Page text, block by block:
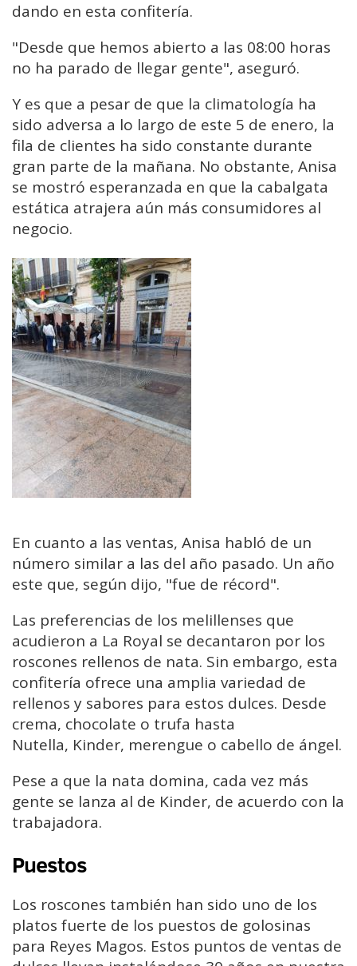
dando en esta confitería.
"Desde que hemos abierto a las 08:00 horas
no ha parado de llegar gente", aseguró.
Y es que a pesar de que la climatología ha
sido adversa a lo largo de este 5 de enero, la
fila de clientes ha sido constante durante
gran parte de la mañana. No obstante, Anisa
se mostró esperanzada en que la cabalgata
estática atrajera aún más consumidores al
negocio.
En cuanto a las ventas, Anisa habló de un
número similar a las del año pasado. Un año
este que, según dijo, "fue de récord".
Las preferencias de los melillenses que
acudieron a La Royal se decantaron por los
roscones rellenos de nata. Sin embargo, esta
confitería ofrece una amplia variedad de
rellenos y sabores para estos dulces. Desde
crema, chocolate o trufa hasta
Nutella, Kinder, merengue o cabello de ángel.
Pese a que la nata domina, cada vez más
gente se lanza al de Kinder, de acuerdo con la
trabajadora.
Puestos
Los roscones también han sido uno de los
platos fuerte de los puestos de golosinas
para Reyes Magos. Estos puntos de ventas de